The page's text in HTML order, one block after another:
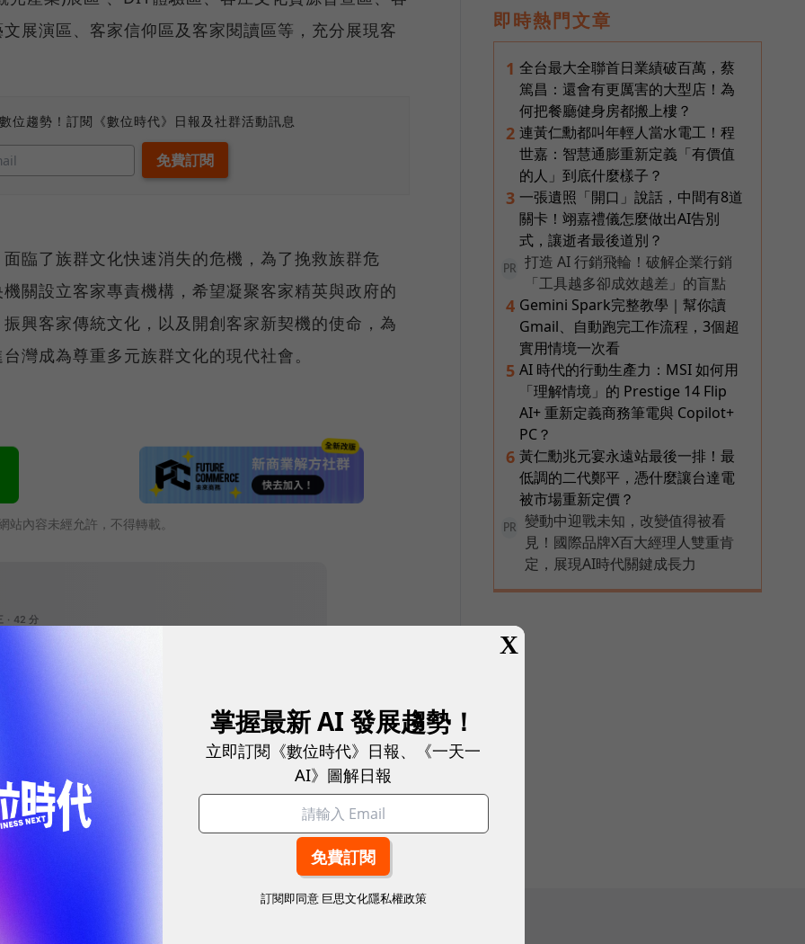
展演區、客家信仰區及客家閱讀區等，充分展現客
位趨勢！訂閱《數位時代》日報及社群活動訊息
臨了族群文化快速消失的危機，為了挽救族群危
關設立客家專責機構，希望凝聚客家精英與政府的
興客家傳統文化，以及開創客家新契機的使命，為
灣成為尊重多元族群文化的現代社會。
站內容未經允許，不得轉載。
即時熱門文章
1 全台最大全聯首日業績破百萬，蔡
篤昌：還會有更厲害的大型店！為
何把餐廳健身房都搬上樓？
2 連黃仁勳都叫年輕人當水電工！程
世嘉：智慧通膨重新定義「有價值
的人」到底什麼樣子？
3 一張遺照「開口」說話，中間有8道
關卡！翊嘉禮儀怎麼做出AI告別
式，讓逝者最後道別？
PR
打造 AI 行銷飛輪！破解企業行銷
「工具越多卻成效越差」的盲點
4 Gemini Spark完整教學｜幫你讀
Gmail、自動跑完工作流程，3個超
實用情境一次看
5 AI 時代的行動生產力：MSI 如何用
「理解情境」的 Prestige 14 Flip
AI+ 重新定義商務筆電與 Copilot+
PC？
6 黃仁勳兆元宴永遠站最後一排！最
低調的二代鄭平，憑什麼讓台達電
被市場重新定價？
PR
變動中迎戰未知，改變值得被看
見！國際品牌X百大經理人雙重肯
定，展現AI時代關鍵成長力
X
掌握最新 AI 發展趨勢！
立即訂閱《數位時代》日報、《一天一
AI》圖解日報
訂閱即同意 巨思文化隱私權政策